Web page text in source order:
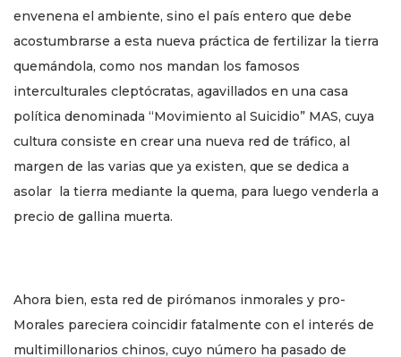
envenena el ambiente, sino el país entero que debe
acostumbrarse a esta nueva práctica de fertilizar la tierra
quemándola, como nos mandan los famosos
interculturales cleptócratas, agavillados en una casa
política denominada “Movimiento al Suicidio” MAS, cuya
cultura consiste en crear una nueva red de tráfico, al
margen de las varias que ya existen, que se dedica a
asolar la tierra mediante la quema, para luego venderla a
precio de gallina muerta.
Ahora bien, esta red de pirómanos inmorales y pro-
Morales pareciera coincidir fatalmente con el interés de
multimillonarios chinos, cuyo número ha pasado de